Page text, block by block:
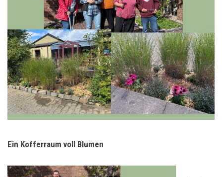
Ein Kofferraum voll Blumen